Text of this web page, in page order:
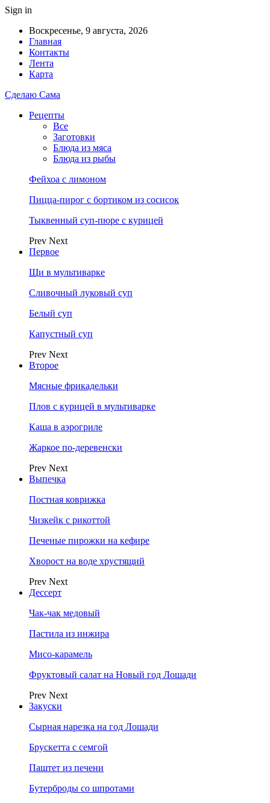
Sign in
Воскресенье, 9 августа, 2026
Главная
Контакты
Лента
Карта
Сделаю Сама
Рецепты
Все
Заготовки
Блюда из мяса
Блюда из рыбы
Фейхоа с лимоном
Пицца-пирог с бортиком из сосисок
Тыквенный суп-пюре с курицей
Prev Next
Первое
Щи в мультиварке
Сливочный луковый суп
Белый суп
Капустный суп
Prev Next
Второе
Мясные фрикадельки
Плов с курицей в мультиварке
Каша в аэрогриле
Жаркое по-деревенски
Prev Next
Выпечка
Постная коврижка
Чизкейк с рикоттой
Печеные пирожки на кефире
Хворост на воде хрустящий
Prev Next
Дессерт
Чак-чак медовый
Пастила из инжира
Мисо-карамель
Фруктовый салат на Новый год Лошади
Prev Next
Закуски
Сырная нарезка на год Лошади
Брускетта с семгой
Паштет из печени
Бутерброды со шпротами